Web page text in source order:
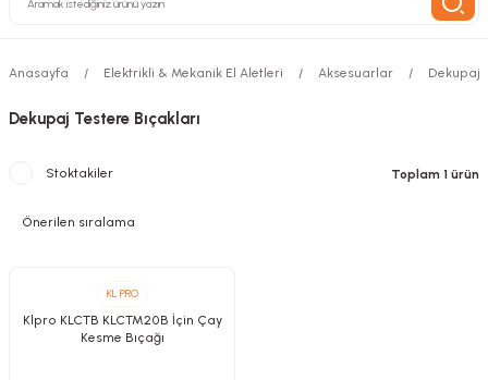
Aletleri
Hizmet Dolapları
Anasayfa Elektrikli & Mekanik El Aletleri Aksesuarlar Dekupaj
Dekupaj Testere Bıçakları
Stoktakiler Toplam 1 ürün
KL PRO
Klpro KLCTB KLCTM20B İçin Çay
Kesme Bıçağı